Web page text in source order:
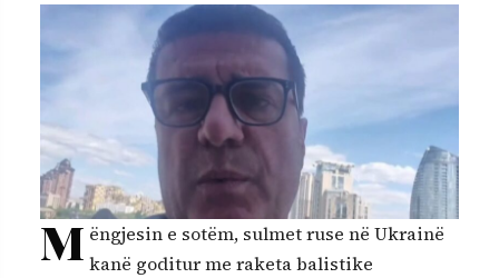
M ëngjesin e sotëm, sulmet ruse në Ukrainë
kanë goditur me raketa balistike